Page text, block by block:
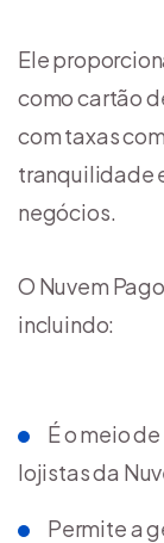
Ele
como cartão
com taxas
tranquilidade
negócios.
O Nuvem
incluindo:
É o meio
lojistas da
Permite a